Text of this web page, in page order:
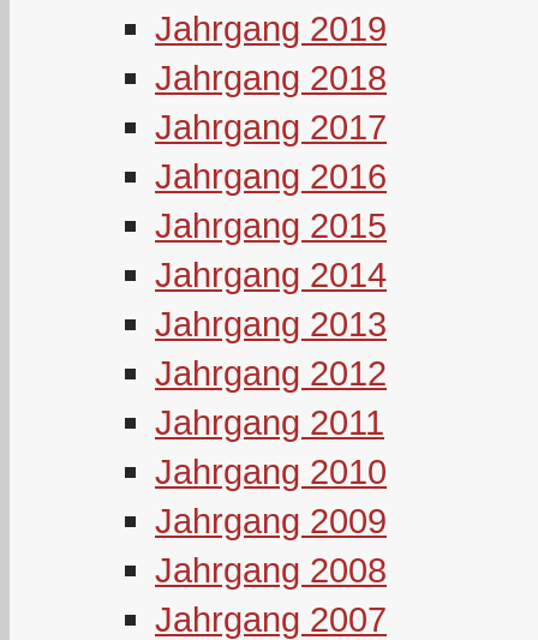
Jahrgang 2019
Jahrgang 2018
Jahrgang 2017
Jahrgang 2016
Jahrgang 2015
Jahrgang 2014
Jahrgang 2013
Jahrgang 2012
Jahrgang 2011
Jahrgang 2010
Jahrgang 2009
Jahrgang 2008
Jahrgang 2007